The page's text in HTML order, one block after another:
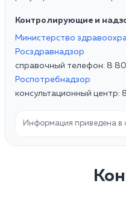
Контролирующие и
Министерство
Росздравнадзор
справочный телефон: 8
Роспотребнадзор
консультационный
Информация приведена в